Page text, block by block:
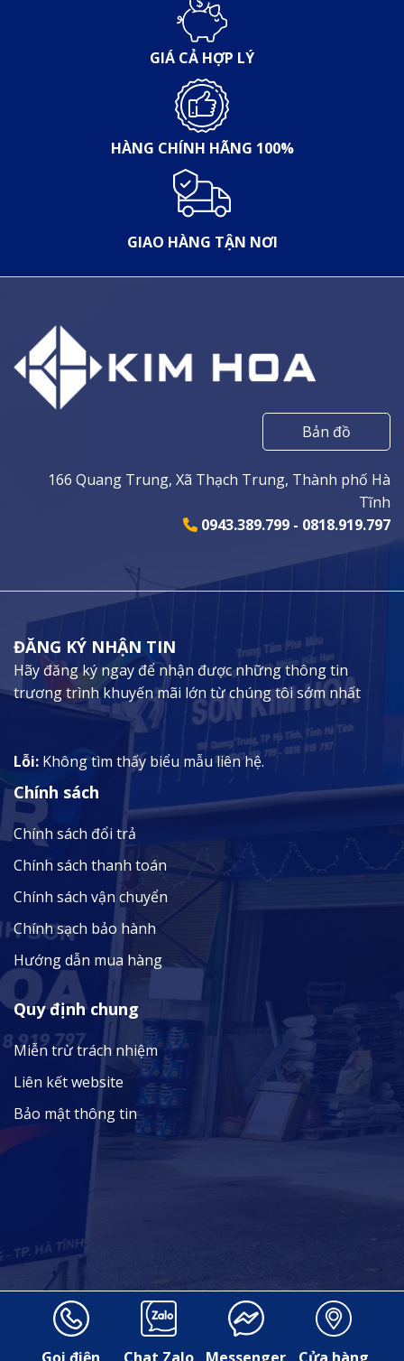
GIÁ CẢ HỢP LÝ
HÀNG CHÍNH HÃNG 100%
GIAO HÀNG TẬN NƠI
Bản đồ
166 Quang Trung, Xã Thạch Trung, Thành phố Hà
Tĩnh
0943.389.799 - 0818.919.797
ĐĂNG KÝ NHẬN TIN
Hãy đăng ký ngay để nhận được những thông tin
trương trình khuyến mãi lớn từ chúng tôi sớm nhất
Lỗi: Không tìm thấy biểu mẫu liên hệ.
Chính sách
Chính sách đổi trả
Chính sách thanh toán
Chính sách vận chuyển
Chính sạch bảo hành
Hướng dẫn mua hàng
Quy định chung
Miễn trừ trách nhiệm
Liên kết website
Bảo mật thông tin
Copyright © 2023 Sơn Kim Hoa. All rights reserved.